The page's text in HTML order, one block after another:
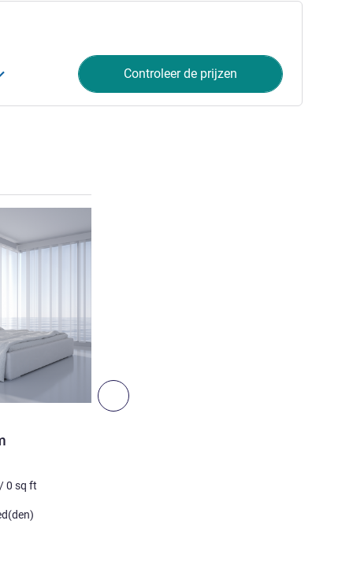
Controleer de prijzen
Volgende - Kamer
/0 sq ft